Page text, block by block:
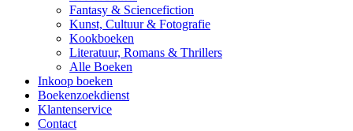
Fantasy & Sciencefiction
Kunst, Cultuur & Fotografie
Kookboeken
Literatuur, Romans & Thrillers
Alle Boeken
Inkoop boeken
Boekenzoekdienst
Klantenservice
Contact